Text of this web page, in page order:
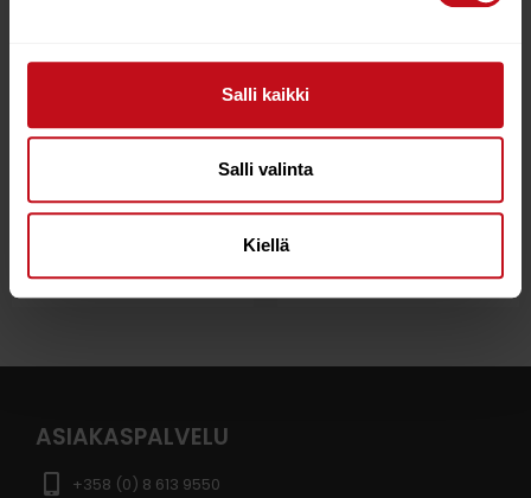
Salli kaikki
Salli valinta
Kiellä
€30.00
€295.00
ASIAKASPALVELU
+358 (0) 8 613 9550